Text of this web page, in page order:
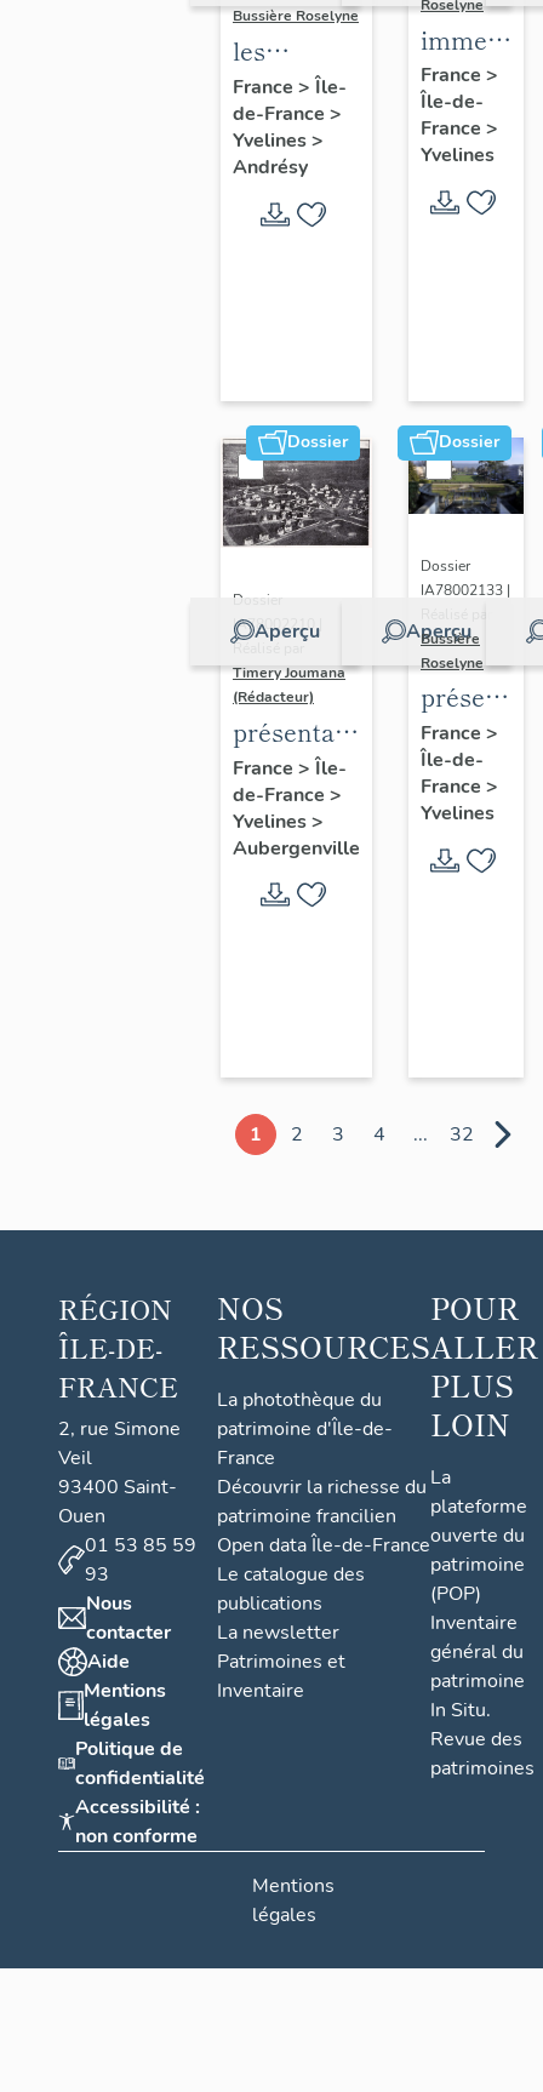
Bussière Roselyne
les
immeubles,
maisons et
fermes du
canton
d'Andrésy
France > Île-
de-France >
Yvelines>
Andrésy
Roselyne
maisons,
fermes
France >
Île-de-
France >
Yvelines
Dossier
Aperçu
Dossier
IA78002210 |
Réalisé par
Timery Joumana
(Rédacteur)
présentation
de l'étude
d'Elisabethville
France > Île-
de-France >
Yvelines>
Aubergenville
Dossier
Aperçu
Dossier
IA78002133 |
Bussière
Roselyne
du
diagnostic
et
France >
Île-de-
France >
Yvelines
1 2 3 4 ... 32
RÉGION
ÎLE-DE-
FRANCE
2, rue Simone
Veil
93400 Saint-
Ouen
01 53 85 59
93
Nous
contacter
Aide
Mentions
légales
Politique de
confidentialité
Accessibilité :
non conforme
NOS
RESSOURCES
La photothèque du
patrimoine d'Île-de-
France
Découvrir la richesse du
patrimoine francilien
Open data Île-de-France
Le catalogue des
publications
La newsletter
Patrimoines et
Inventaire
POUR
ALLER
PLUS
LOIN
La
plateforme
ouverte du
patrimoine
(POP)
Inventaire
général du
patrimoine
In Situ.
Revue des
patrimoines
Mentions
légales